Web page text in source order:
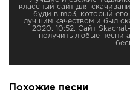
классный сайт для
буди в mp3, который его
лучшим качеством и был
2020, 10:52. Сайт
получить любые песни
Похожие песни